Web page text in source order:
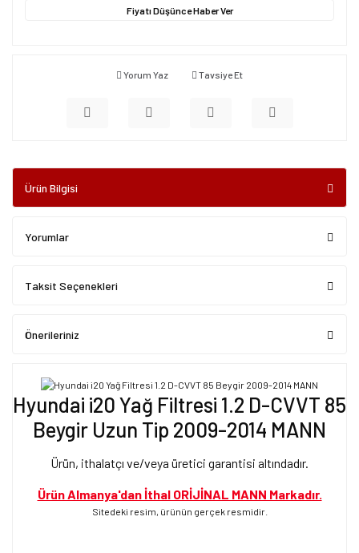
Fiyatı Düşünce Haber Ver
Yorum Yaz Tavsiye Et
Ürün Bilgisi
Yorumlar
Taksit Seçenekleri
Önerileriniz
Hyundai i20 Yağ Filtresi 1.2 D-CVVT 85
Beygir Uzun Tip 2009-2014 MANN
Ürün, ithalatçı ve/veya üretici garantisi altındadır.
Ürün Almanya'dan İthal ORİJİNAL MANN Markadır.
Sitedeki resim, ürünün gerçek resmidir.